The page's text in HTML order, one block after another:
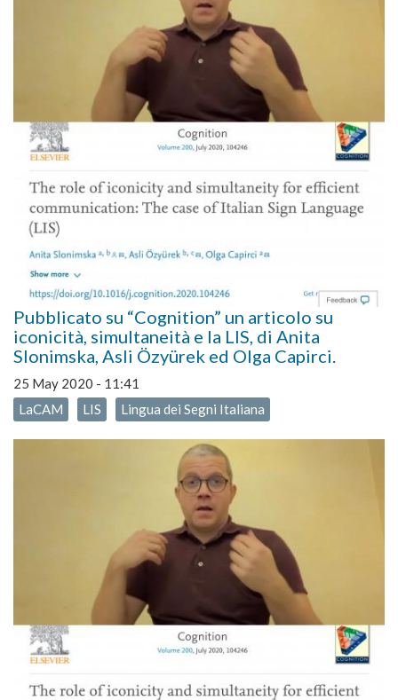
Pubblicato su “Cognition” un articolo su
iconicità, simultaneità e la LIS, di Anita
Slonimska, Asli Özyürek ed Olga Capirci.
25 May 2020 - 11:41
LaCAM
LIS Lingua dei Segni Italiana